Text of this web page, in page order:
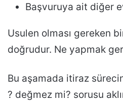
Başvuruya ait diğer
Usulen olması gereken
doğrudur. Ne yapmak
Bu aşamada itiraz
? değmez mi? sorusu